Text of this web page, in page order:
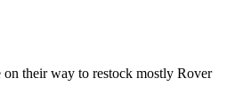
their way to restock mostly Rover